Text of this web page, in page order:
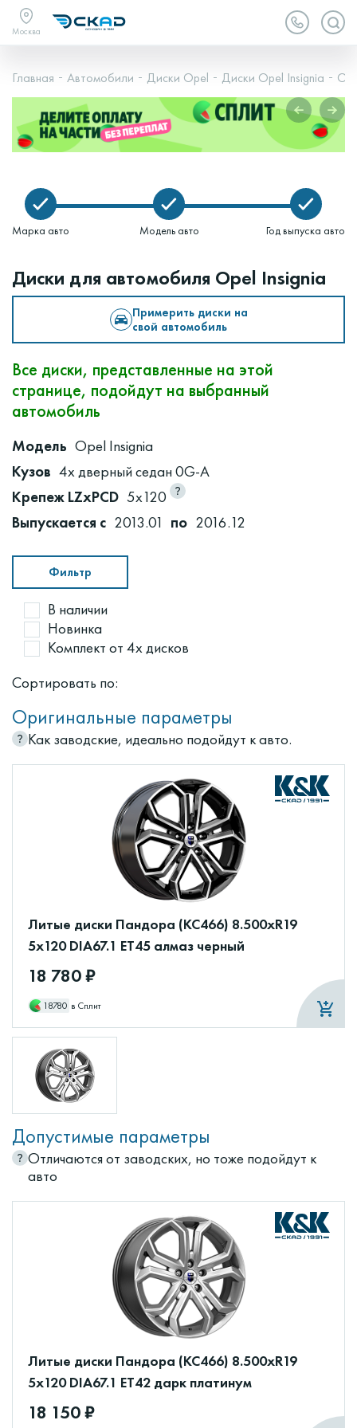
Москва
Главная Автомобили Диски Opel Диски Opel Insignia
Марка авто Модель авто Год выпуска авто
Диски для автомобиля Opel Insignia
Примерить диски на
свой автомобиль
Все диски, представленные на этой
странице, подойдут на выбранный
автомобиль
Модель Opel Insignia
Кузов 4х дверный седан 0G-A
Крепеж LZxPCD 5x120
Выпускается с 2013.01 по 2016.12
В наличии
Новинка
Комплект от 4х дисков
Сортировать по:
Фильтр
Оригинальные параметры
Как заводские, идеально подойдут к авто.
Литые диски Пандора (КС466) 8.500xR19
5x120 DIA67.1 ET45 алмаз черный
18 780 ₽
18780 в Сплит
Допустимые параметры
Отличаются от заводских, но тоже подойдут к
авто
Литые диски Пандора (КС466) 8.500xR19
5x120 DIA67.1 ET42 дарк платинум
18 150 ₽